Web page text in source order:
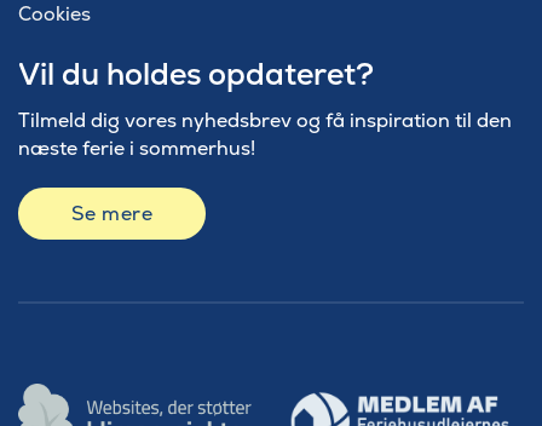
Cookies
Vil du holdes opdateret?
Tilmeld dig vores nyhedsbrev og få inspiration til den
næste ferie i sommerhus!
Se mere